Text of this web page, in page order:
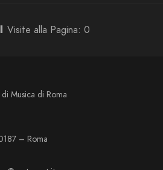
Visite alla Pagina: 0
Musica di Roma
– Roma